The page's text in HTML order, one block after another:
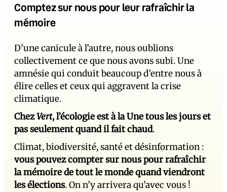
Comptez sur nous pour leur rafraîchir la
mémoire
D’une canicule à l’autre, nous oublions
collectivement ce que nous avons subi. Une
amnésie qui conduit beaucoup d’entre nous à
élire celles et ceux qui aggravent la crise
climatique.
ChezVert, l’écologie est à la Une tous les jours et
pas seulement quand il fait chaud.
Climat, biodiversité, santé et désinformation :
vous pouvez compter sur nous pour rafraîchir
la mémoire de tout le monde quand viendront
les élections. On n’y arrivera qu’avec vous !